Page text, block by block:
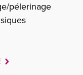
pélerinage